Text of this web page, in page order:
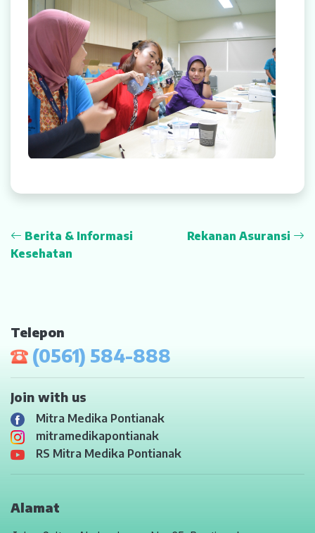
Berita & Informasi
Kesehatan
Rekanan Asuransi
Telepon
(0561) 584-888
Join with us
Mitra Medika Pontianak
mitramedikapontianak
RS Mitra Medika Pontianak
Alamat